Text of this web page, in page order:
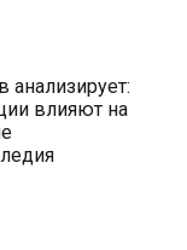
влияют на